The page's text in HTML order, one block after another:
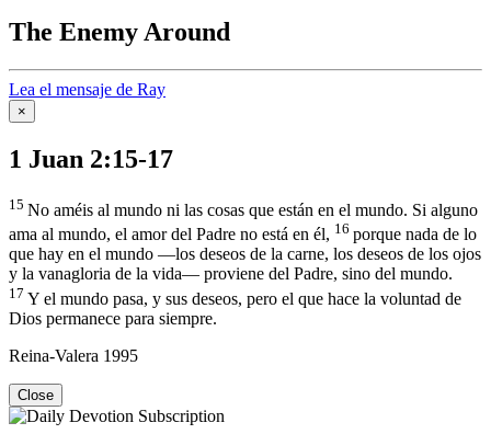
The Enemy Around
Lea el mensaje de Ray
×
1 Juan 2:15-17
15 No améis al mundo ni las cosas que están en el mundo. Si alguno
ama al mundo, el amor del Padre no está en él, 16 porque nada de lo
que hay en el mundo —los deseos de la carne, los deseos de los ojos
y la vanagloria de la vida— proviene del Padre, sino del mundo.
17 Y el mundo pasa, y sus deseos, pero el que hace la voluntad de
Dios permanece para siempre.
Reina-Valera 1995
Close